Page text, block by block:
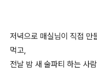
저녁으로 매실님이 직접 만
먹고,
전날 밤 새 술파티 하는 사